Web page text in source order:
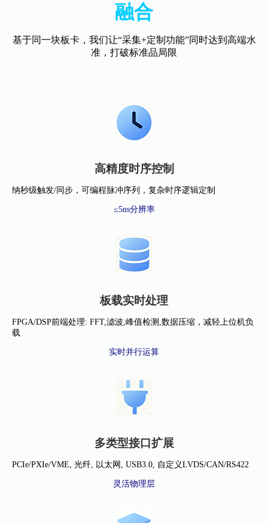
融合
基于同一块板卡，我们让“采集+定制功能”同时达到高端水
准，打破标准品局限
高精度时序控制
纳秒级触发/同步，可编程脉冲序列，复杂时序逻辑定制
≤5ns分辨率
板载实时处理
FPGA/DSP前端处理: FFT,滤波,峰值检测,数据压缩，减轻上位机负
载
实时并行运算
多类型接口扩展
PCIe/PXIe/VME, 光纤, 以太网, USB3.0, 自定义LVDS/CAN/RS422
灵活物理层